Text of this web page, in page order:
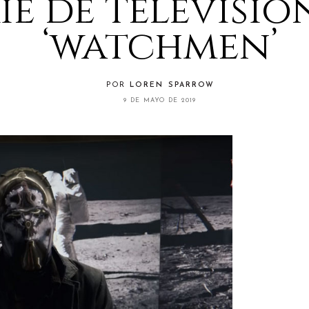
de
‘watchmen’
POR LOREN SPARROW
9 DE MAYO DE 2019